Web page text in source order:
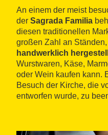
An einem der meist
der Sagrada Familia
diesen traditionellen
großen Zahl an
handwerklich
Wurstwaren, Käse,
oder Wein kaufen kann.
Besuch der Kirche, die
entworfen wurde, zu